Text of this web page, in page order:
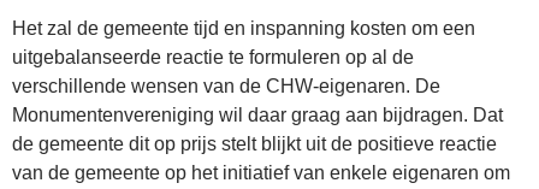
Het zal de gemeente tijd en inspanning kosten om een
uitgebalanseerde reactie te formuleren op al de
verschillende wensen van de CHW-eigenaren. De
Monumentenvereniging wil daar graag aan bijdragen. Dat
de gemeente dit op prijs stelt blijkt uit de positieve reactie
van de gemeente op het initiatief van enkele eigenaren om